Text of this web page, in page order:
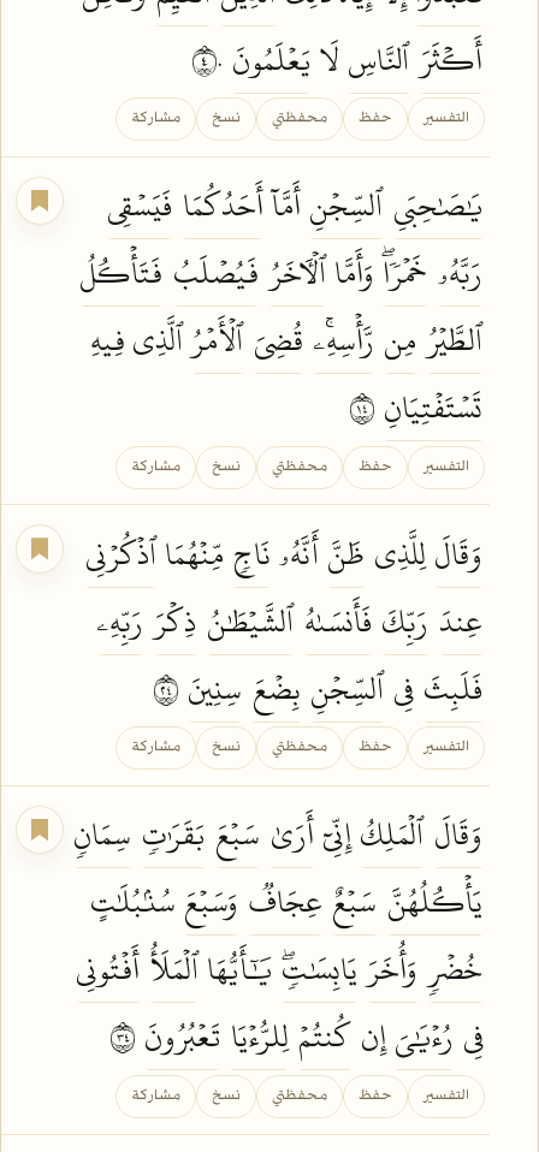
أَكۡثَرَٱلنَّاسِلَايَعۡلَمُونَ
التفسير حفظ محفظتي نسخ مشاركة
يَٰصَٰحِبَيِٱلسِّجۡنِأَمَّآأَحَدُكُمَا فَيَسۡقِي
رَبَّهُۥ خَمۡرٗاۖوَأَمَّاٱلۡأٓخَرُفَيُصۡلَبُ فَتَأۡكُلُ
ٱلطَّيۡرُ مِن رَّأۡسِهِۦۚ قُضِيَٱلۡأَمۡرُٱلَّذِي فِيهِ
تَسۡتَفۡتِيَانِ
التفسير حفظ محفظتي نسخ مشاركة
وَقَالَلِلَّذِي ظَنَّأَنَّهُۥنَاجٖ مِّنۡهُمَاٱذۡكُرۡنِي
عِندَ رَبِّكَ فَأَنسَىٰهُ ٱلشَّيۡطَٰنُ ذِكۡرَ رَبِّهِۦ
فَلَبِثَفِيٱلسِّجۡنِ بِضۡعَ سِنِينَ
التفسير حفظ محفظتي نسخ مشاركة
وَقَالَٱلۡمَلِكُإِنِّيٓأَرَىٰ سَبۡعَ بَقَرَٰتٖ سِمَانٖ
يَأۡكُلُهُنَّ سَبۡعٌعِجَافٞ وَسَبۡعَسُنۢبُلَٰتٍ
خُضۡرٖ وَأُخَرَيَابِسَٰتٖۖيَٰٓأَيُّهَاٱلۡمَلَأُأَفۡتُونِي
فِي رُءۡيَٰيَإِنكُنتُمۡلِلرُّءۡيَا تَعۡبُرُونَ
التفسير حفظ محفظتي نسخ مشاركة